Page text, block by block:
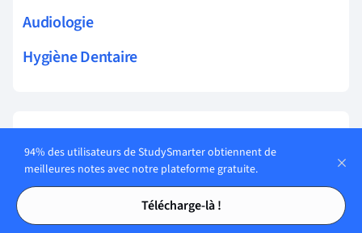
Tables des matières
Tables des matières
Audiologie
Hygiène Dentaire
Thèmes connexes Médecine vétérinaire
prophylaxie
94% des utilisateurs de StudySmarter obtiennent de
meilleures notes avec notre plateforme gratuite.
Télécharge-là !